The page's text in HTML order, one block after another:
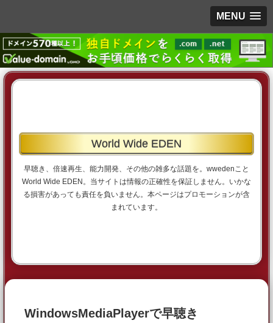
MENU
World Wide EDEN
早聴き、倍速再生、能力開発、その他の雑多な話題を。wwedenこと
World Wide EDEN。当サイトは情報の正確性を保証しません。いかな
る損害があっても責任を負いません。本ページはプロモーションが含
まれています。
WindowsMediaPlayerで早聴き